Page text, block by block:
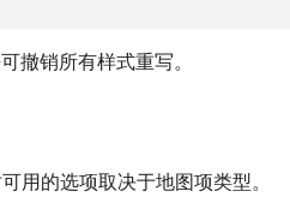
撤销所有样式重写。
用的选项取决于地图项类型。